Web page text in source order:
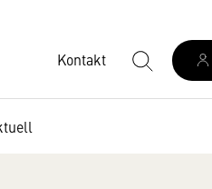
Kontakt